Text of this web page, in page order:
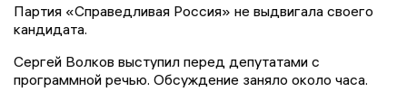
Партия «Справедливая Россия» не выдвигала своего
кандидата.
Сергей Волков выступил перед депутатами с
программной речью. Обсуждение заняло около часа.